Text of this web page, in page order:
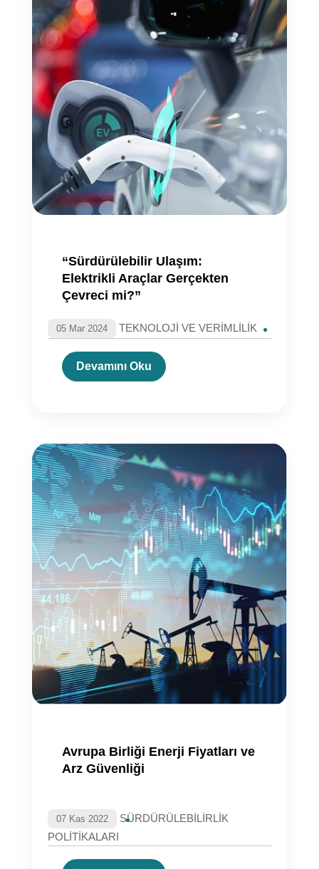
“Sürdürülebilir Ulaşım:
Elektrikli Araçlar Gerçekten
Çevreci mi?”
05 Mar 2024 TEKNOLOJİ VE VERİMLİLİK
Devamını Oku
Avrupa Birliği Enerji Fiyatları ve
Arz Güvenliği
07 Kas 2022
SÜRDÜRÜLEBİLİRLİK
POLİTİKALARI